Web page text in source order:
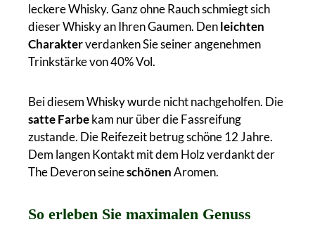
leckere Whisky. Ganz ohne Rauch schmiegt sich
dieser Whisky an Ihren Gaumen. Denleichten
Charakterverdanken Sie seiner angenehmen
Trinkstärke von 40% Vol.
Bei diesem Whisky wurde nicht nachgeholfen. Die
satte Farbekam nur über die Fassreifung
zustande. Die Reifezeit betrug schöne 12 Jahre.
Dem langen Kontakt mit dem Holz verdankt der
The Deveron seineschönenAromen.
So erleben Sie maximalen Genuss